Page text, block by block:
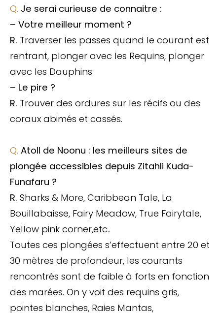
Q. Je serai curieuse de connaitre :
– Votre meilleur moment ?
R. Traverser les passes quand le courant est
rentrant, plonger avec les Requins, plonger
avec les Dauphins
– Le pire ?
R. Trouver des ordures sur les récifs ou des
coraux abimés et cassés.
Q. Atoll de Noonu : les meilleurs sites de
plongée accessibles depuis Zitahli Kuda-
Funafaru ?
R. Sharks & More, Caribbean Tale, La
Bouillabaisse, Fairy Meadow, True Fairytale,
Yellow pink corner,etc..
Toutes ces plongées s’effectuent entre 20 et
30 mètres de profondeur, les courants
rencontrés sont de faible à forts en fonction
des marées. On y voit des requins gris,
pointes blanches, Raies Mantas,